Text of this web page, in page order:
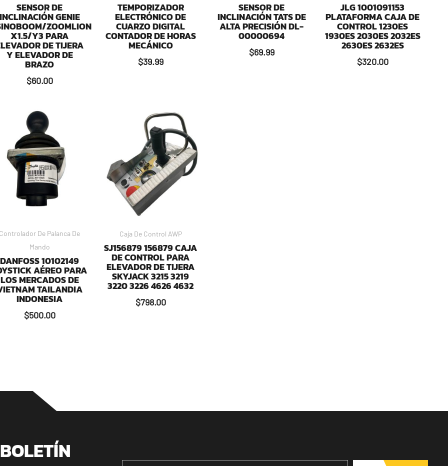
SENSOR DE
GENIE
ZOOMLION
X1.5/Y3 PARA
DE TIJERA
Y ELEVADOR DE
BRAZO
$60.00
TEMPORIZADOR
ELECTRÓNICO DE
CUARZO DIGITAL
CONTADOR DE HORAS
MECÁNICO
$39.99
SENSOR DE
INCLINACIÓN TATS DE
ALTA PRECISIÓN DL-
00000694
$69.99
JLG 1001091153
PLATAFORMA CAJA DE
CONTROL 1230ES
1930ES 2030ES 2032ES
2630ES 2632ES
$320.00
De Palanca De
Mando
DANFOSS 10102149
AÉREO PARA
LOS MERCADOS DE
TAILANDIA
INDONESIA
$500.00
Caja De Control AWP
SJ156879 156879 CAJA
DE CONTROL PARA
ELEVADOR DE TIJERA
SKYJACK 3215 3219
3220 3226 4626 4632
$798.00